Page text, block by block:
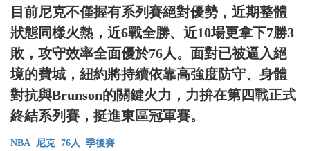
目前尼克不僅握有系列賽絕對優勢，近期整體
狀態同樣火熱，近6戰全勝、近10場更拿下7勝3
敗，攻守效率全面優於76人。面對已被逼入絕
境的費城，紐約將持續依靠高強度防守、身體
對抗與Brunson的關鍵火力，力拚在第四戰正式
終結系列賽，挺進東區冠軍賽。
NBA 尼克 76人 季後賽